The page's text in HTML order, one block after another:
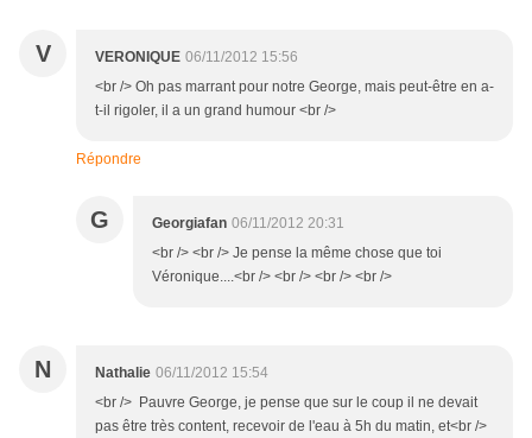
V VERONIQUE 06/11/2012 15:56
<br /> Oh pas marrant pour notre George, mais peut-être en a-
t-il rigoler, il a un grand humour <br />
Répondre
G Georgiafan 06/11/2012 20:31
<br /> <br /> Je pense la même chose que toi
Véronique....<br /> <br /> <br /> <br />
N Nathalie 06/11/2012 15:54
<br /> Pauvre George, je pense que sur le coup il ne devait
pas être très content, recevoir de l'eau à 5h du matin, et<br />